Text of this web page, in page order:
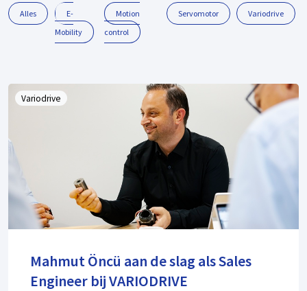
Alles
E-
Mobility
Motion
control
Servomotor Variodrive
Variodrive
Mahmut Öncü aan de slag als Sales
Engineer bij VARIODRIVE